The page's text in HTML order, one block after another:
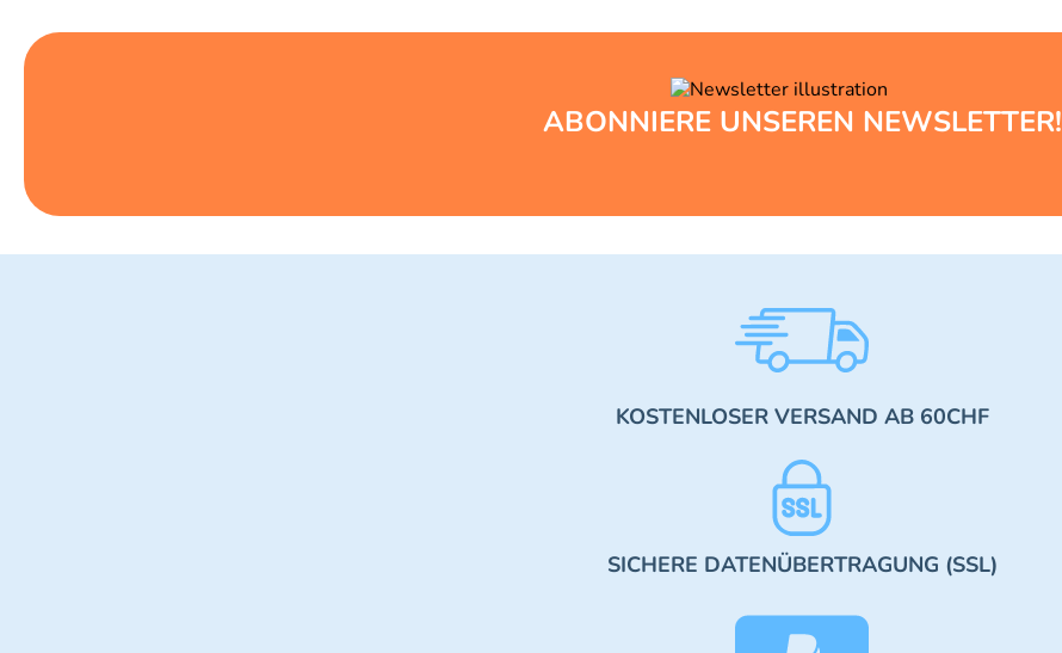
ABONNIERE UNSEREN NEWSLETTER!
KOSTENLOSER VERSAND AB 60CHF
SICHERE DATENÜBERTRAGUNG (SSL)